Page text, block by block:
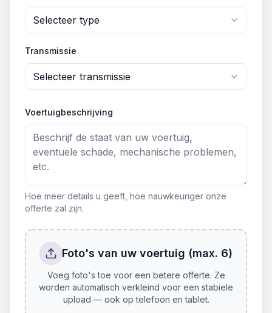
Selecteer type
Transmissie
Selecteer transmissie
Voertuigbeschrijving
Hoe meer details u geeft, hoe nauwkeuriger onze
offerte zal zijn.
Foto's van uw voertuig (max. 6)
Voeg foto's toe voor een betere offerte. Ze
worden automatisch verkleind voor een stabiele
upload — ook op telefoon en tablet.